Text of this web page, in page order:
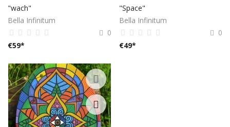
"wach"
Bella Infinitum
0
€59*
"Space"
Bella Infinitum
0
€49*